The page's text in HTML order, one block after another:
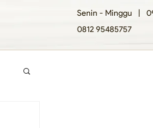
Senin - Minggu |
0812 95485757